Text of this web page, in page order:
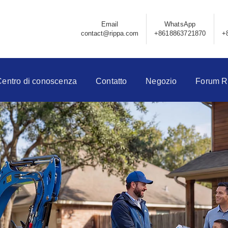
Email
contact@rippa.com
WhatsApp
+8618863721870
di conoscenza Contatto Negozio Forum